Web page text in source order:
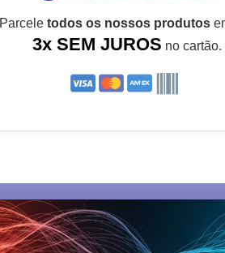
Parcele todos os nossos produtos
3x SEM JUROS no cartão.